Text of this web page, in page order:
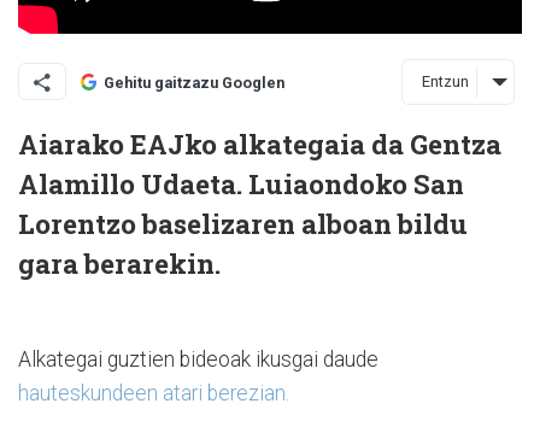
Gehitu gaitzazu Googlen Entzun
Aiarako EAJko alkategaia da Gentza
Alamillo Udaeta. Luiaondoko San
Lorentzo baselizaren alboan bildu
gara berarekin.
Alkategai guztien bideoak ikusgai daude
hauteskundeen atari berezian.